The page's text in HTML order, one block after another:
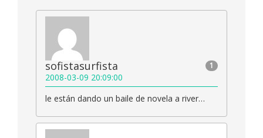
1
sofistasurfista
2008-03-09 20:09:00
le están dando un baile de novela a river…